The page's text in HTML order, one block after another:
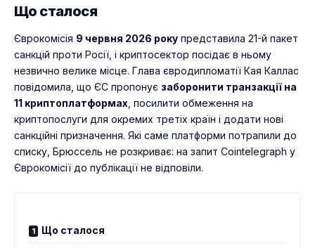
Що сталося
Єврокомісія 9 червня 2026 року представила 21-й пакет
санкцій проти Росії, і криптосектор посідає в ньому
незвично велике місце. Глава євродипломатії Кая Каллас
повідомила, що ЄС пропонує заборонити транзакції на
11 криптоплатформах , посилити обмеження на
криптопослуги для окремих третіх країн і додати нові
санкційні призначення. Які саме платформи потрапили до
списку, Брюссель не розкриває: на запит Cointelegraph у
Єврокомісії до публікації не відповіли.
Що сталося